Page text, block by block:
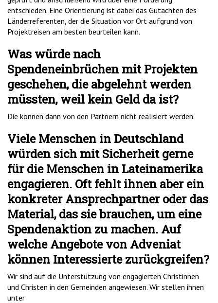
entschieden. Eine Orientierung ist dabei das Gutachten des
Länderreferenten, der die Situation vor Ort aufgrund von
Projektreisen am besten beurteilen kann.
Was würde nach
Spendeneinbrüchen mit Projekten
geschehen, die abgelehnt werden
müssten, weil kein Geld da ist?
Die können dann von den Partnern nicht realisiert werden.
Viele Menschen in Deutschland
würden sich mit Sicherheit gerne
für die Menschen in Lateinamerika
engagieren. Oft fehlt ihnen aber ein
konkreter Ansprechpartner oder das
Material, das sie brauchen, um eine
Spendenaktion zu machen. Auf
welche Angebote von Adveniat
können Interessierte zurückgreifen?
Wir sind auf die Unterstützung von engagierten Christinnen
und Christen in den Gemeinden angewiesen. Wir stellen ihnen
unter